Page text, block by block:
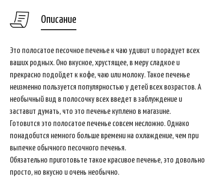
Описание
Это полосатое песочное печенье к чаю удивит и порадует всех
ваших родных. Оно вкусное, хрустящее, в меру сладкое и
прекрасно подойдет к кофе, чаю или молоку. Такое печенье
неизменно пользуется популярностью у детей всех возрастов. А
необычный вид в полосочку всех введет в заблуждение и
заставит думать, что это печенье куплено в магазине.
Готовится это полосатое печенье совсем несложно. Однако
понадобится немного больше времени на охлаждение, чем при
выпечке обычного песочного печенья.
Обязательно приготовьте такое красивое печенье, это довольно
просто, но вкусно и очень необычно.